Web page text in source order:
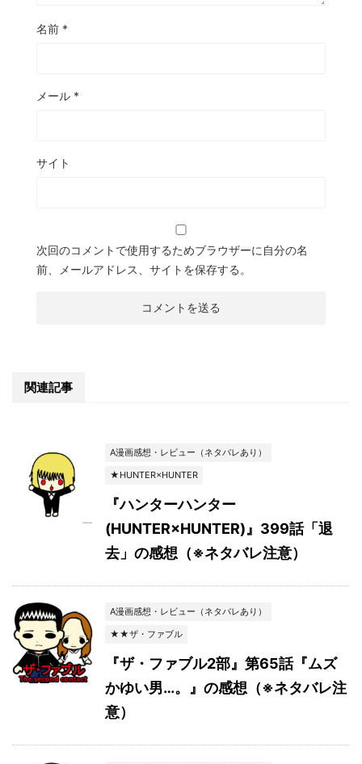
名前 *
メール *
サイト
次回のコメントで使用するためブラウザーに自分の名
前、メールアドレス、サイトを保存する。
関連記事
A漫画感想・レビュー（ネタバレあり）
★HUNTER×HUNTER
『ハンターハンター
(HUNTER×HUNTER)』399話「退
去」の感想（※ネタバレ注意）
A漫画感想・レビュー（ネタバレあり）
★★ザ・ファブル
『ザ・ファブル2部』第65話『ムズ
かゆい男…。』の感想（※ネタバレ注
意）